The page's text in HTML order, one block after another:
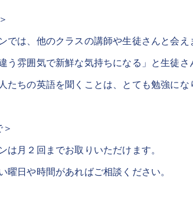
では、他のクラスの講師や生徒さんと会え
う雰囲気で新鮮な気持ちになる」と生徒さ
たちの英語を聞くことは、とても勉強にな
は月２回までお取りいただけます。
曜日や時間があればご相談ください。